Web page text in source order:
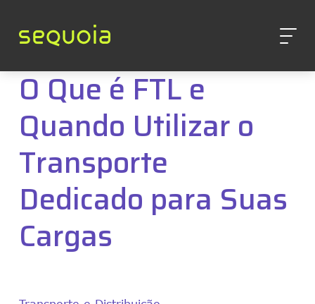
O Que é FTL e
Quando Utilizar o
Transporte
Dedicado para Suas
Cargas